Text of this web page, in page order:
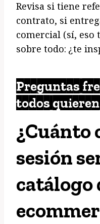
Revisa si tiene
contrato, si
comercial (sí,
sobre todo: ¿te
Preguntas
todos
¿Cuánto
sesión
catálogo